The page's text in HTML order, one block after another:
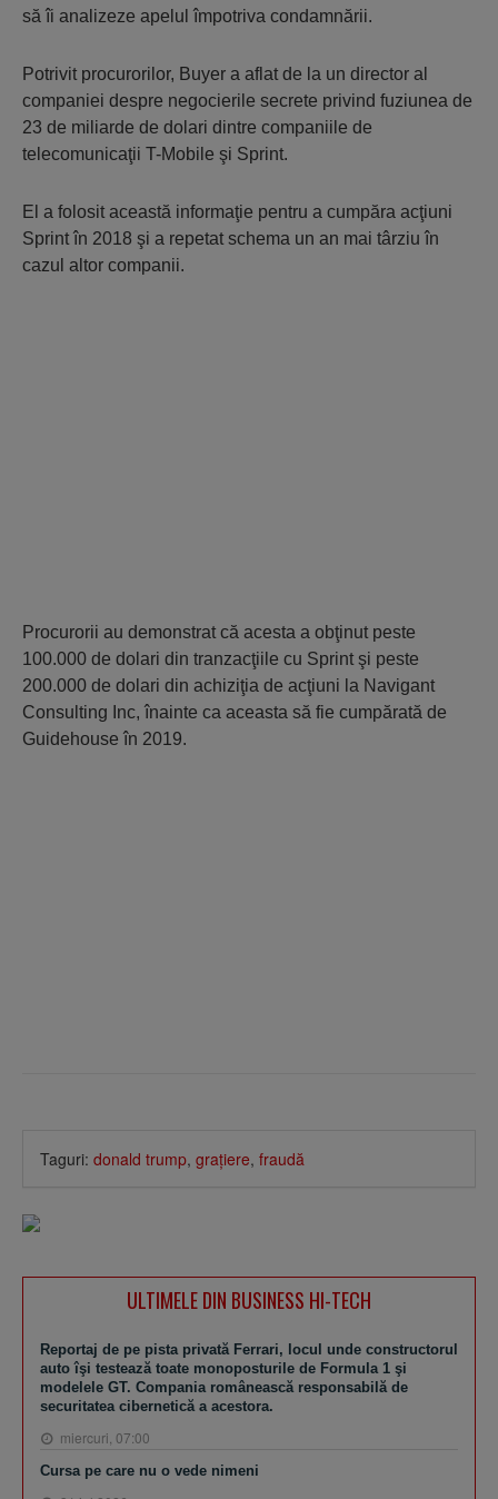
să îi analizeze apelul împotriva condamnării.
Potrivit procurorilor, Buyer a aflat de la un director al
companiei despre negocierile secrete privind fuziunea de
23 de miliarde de dolari dintre companiile de
telecomunicaţii T-Mobile şi Sprint.
El a folosit această informaţie pentru a cumpăra acţiuni
Sprint în 2018 şi a repetat schema un an mai târziu în
cazul altor companii.
Procurorii au demonstrat că acesta a obţinut peste
100.000 de dolari din tranzacţiile cu Sprint şi peste
200.000 de dolari din achiziţia de acţiuni la Navigant
Consulting Inc, înainte ca aceasta să fie cumpărată de
Guidehouse în 2019.
Taguri: donald trump, graţiere, fraudă
ULTIMELE DIN BUSINESS HI-TECH
Reportaj de pe pista privată Ferrari, locul unde constructorul
auto îşi testează toate monoposturile de Formula 1 şi
modelele GT. Compania românească responsabilă de
securitatea cibernetică a acestora.
miercuri, 07:00
Cursa pe care nu o vede nimeni